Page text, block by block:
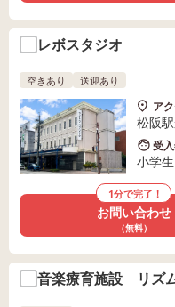
レボスタジオ
空きあり 送迎あり
ア
松阪
受
小学
1分で完了！
お問い合わせ
（無料）
音楽療育施設 リズ